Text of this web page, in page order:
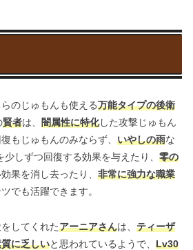
のじゅもんも使える万能タイプの後衛
賢者は、 闇属性に特化した攻撃じゅもん
もじゅもんのみならず、 いやしの雨な
しずつ回復する効果を与えたり、 零の
果を消し去ったり、 非常に強力な職業
でも活躍できます。
してくれたアーニアさんは、 ティーザ
に乏しいと思われているようで、 Lv30